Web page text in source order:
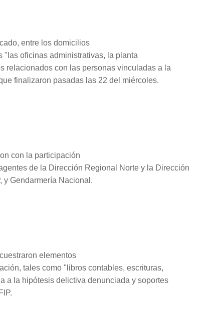
entre los domicilios
"las oficinas administrativas, la planta
relacionados con las personas vinculadas a la
finalizaron pasadas las 22 del miércoles.
con la participación
de la Dirección Regional Norte y la Dirección
y Gendarmería Nacional.
elementos
tales como "libros contables, escrituras,
a la hipótesis delictiva denunciada y soportes